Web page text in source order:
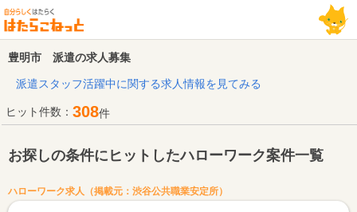
豊明市 派遣の求人募集
派遣スタッフ活躍中に関する求人情報を見てみる
ヒット件数： 308件
お探しの条件にヒットしたハローワーク案件一覧
ハローワーク求人（掲載元：渋谷公共職業安定所）